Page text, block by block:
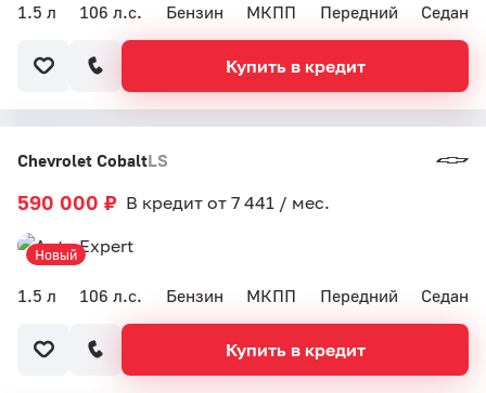
1.5 л 106 л.с. Бензин МКПП Передний Седан
Купить в кредит
Chevrolet CobaltLS
1.5 л 106 л.с. Бензин МКПП Передний Седан
590 000 ₽ В кредит от 7 441 / мес.
Новый
Купить в кредит